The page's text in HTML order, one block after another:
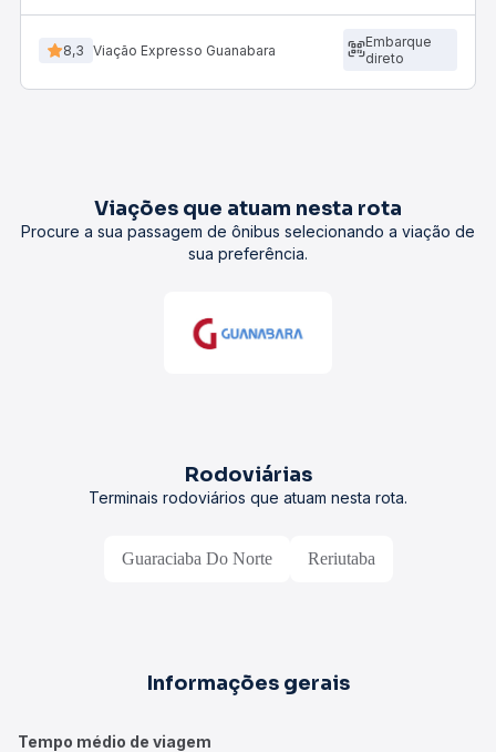
8,3 Viação Expresso Guanabara
Embarque
direto
Viações que atuam nesta rota
Procure a sua passagem de ônibus selecionando a viação de
sua preferência.
Rodoviárias
Terminais rodoviários que atuam nesta rota.
Guaraciaba Do Norte Reriutaba
Informações gerais
Tempo médio de viagem